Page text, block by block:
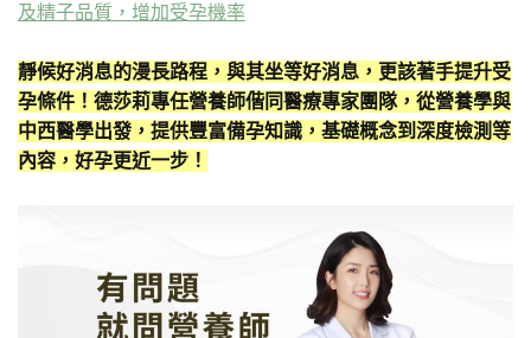
及精子品質，增加受孕機率
靜候好消息的漫長路程，與其坐等好消息，更該著手提升受
孕條件！德莎莉專任營養師偕同醫療專家團隊，從營養學與
中西醫學出發，提供豐富備孕知識，基礎概念到深度檢測等
內容，好孕更近一步！